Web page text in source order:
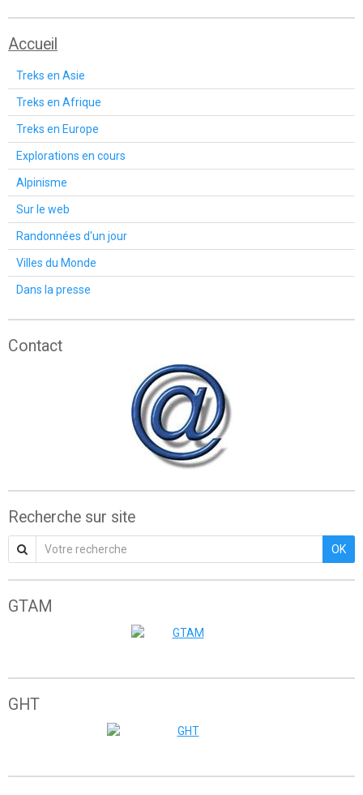
Accueil
Treks en Asie
Treks en Afrique
Treks en Europe
Explorations en cours
Alpinisme
Sur le web
Randonnées d'un jour
Villes du Monde
Dans la presse
Contact
Recherche sur site
OK
GTAM
GHT